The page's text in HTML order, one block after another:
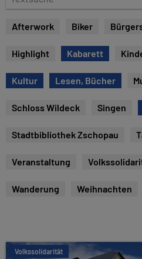
e
c
Afterwork Biker
Highlight Kabarett
Kultur Lesen, Bücher
Schloss Wildeck Singen
Stadtbibliothek Zschopau
Veranstaltung
Wanderung Weihnachten
Volkssolidarität